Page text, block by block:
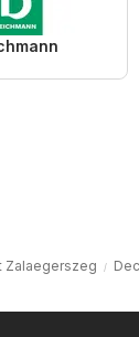
Zalaegerszeg